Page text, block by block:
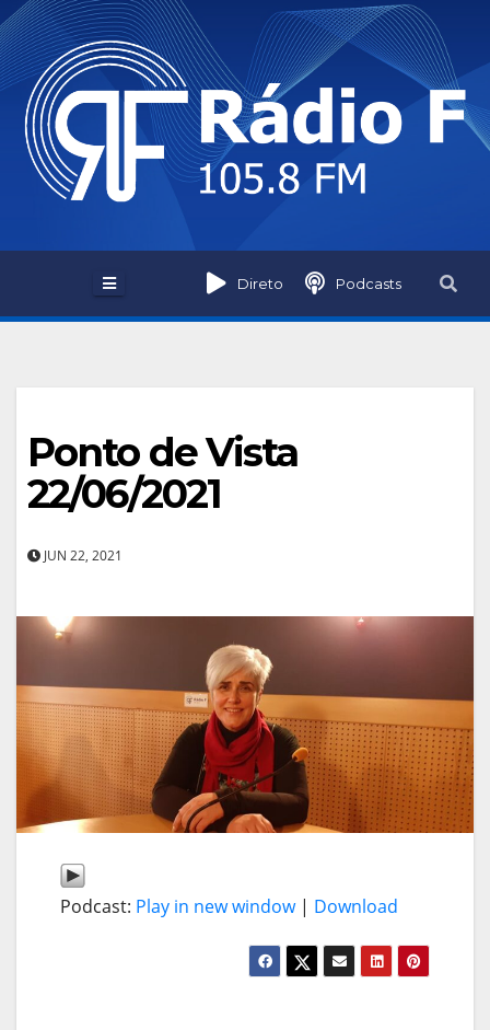
Skip
to
content
Direto Podcasts
Ponto de Vista
22/06/2021
JUN 22, 2021
Podcast: Play in new window| Download